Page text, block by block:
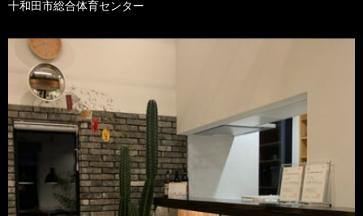
十和田市総合体育センター